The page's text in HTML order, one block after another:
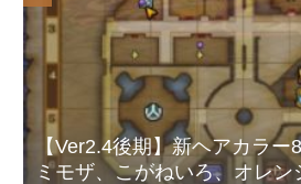
【Ver2.4後期】新ヘアカラー
ミモザ、こがねいろ、オレン